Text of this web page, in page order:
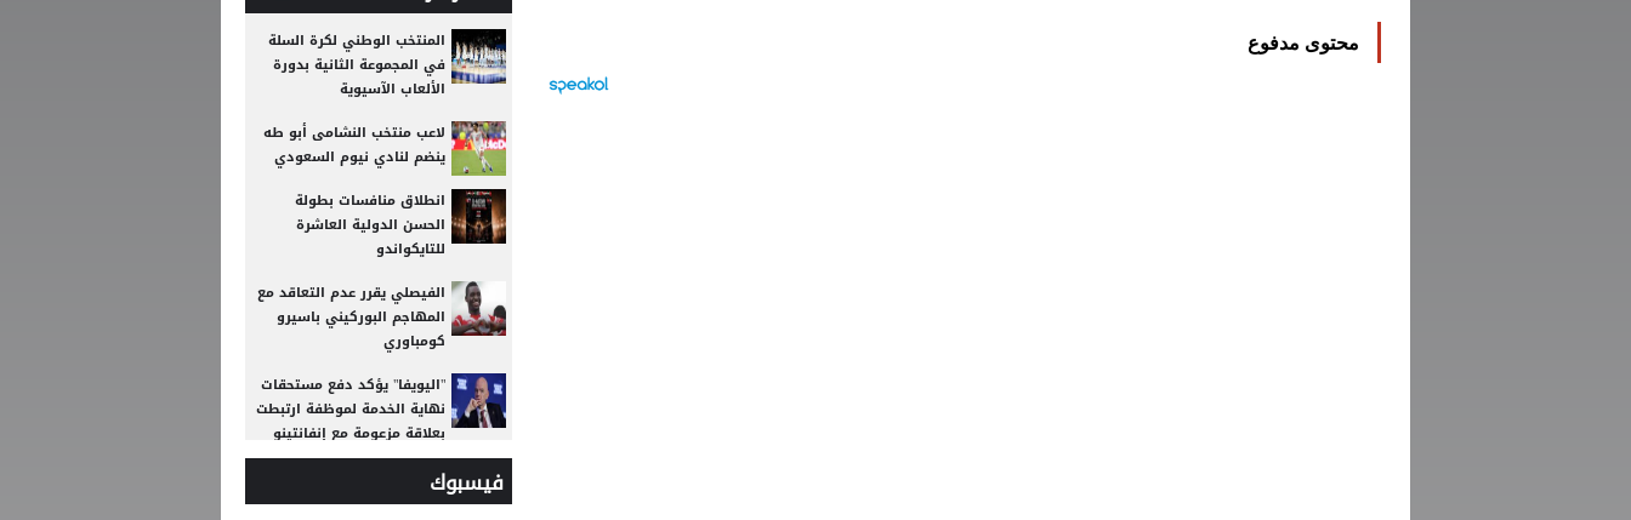
محتوى مدفوع
المنتخب الوطني لكرة السلة
في المجموعة الثانية بدورة
الألعاب الآسيوية
لاعب منتخب النشامى أبو طه
ينضم لنادي نيوم السعودي
انطلاق منافسات بطولة
الحسن الدولية العاشرة
للتايكواندو
الفيصلي يقرر عدم التعاقد مع
المهاجم البوركيني باسيرو
كومباوري
"اليويفا" يؤكد دفع مستحقات
نهاية الخدمة لموظفة ارتبطت
بعلاقة مزعومة مع إنفانتينو
"النادي اتخذ قراره".. أول
تعليق لسيميوني على أزمةفيسبوك